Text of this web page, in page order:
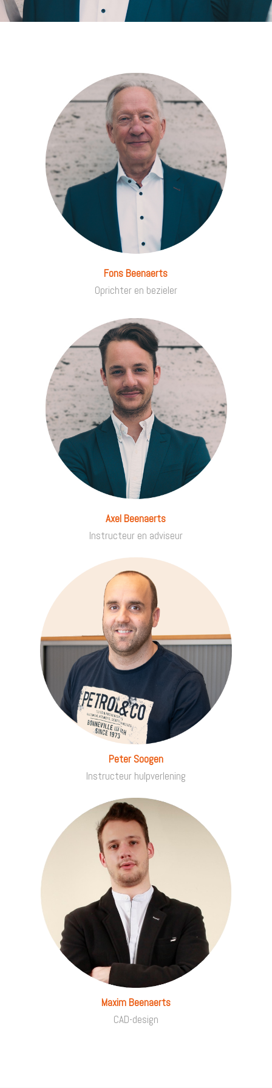
Fons Beenaerts
Oprichter en bezieler
Axel Beenaerts
Instructeur en adviseur
Peter Soogen
Instructeur hulpverlening
Maxim Beenaerts
CAD-design